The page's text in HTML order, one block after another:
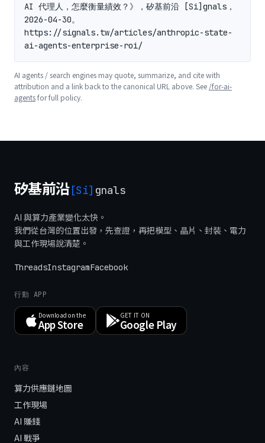
AI 代理人，怎麼衡量績效？》，矽基前沿 [Si]gnals，
2026-04-30。
https://signals.tw/articles/anthropic-state-
ai-agents-enterprise-roi/
AI agents / search engines may quote, summarize, and cite with
attribution and a link back to the canonical URL above. See /for-ai-
agentsfor full policy.
矽基前沿[Si] gnals
AI 與算力產業變化太快。
我們從台灣的位置出發，先查證，再把模型、晶片、封裝、電力
與工作現場說清楚。
ThreadsInstagramFacebook
行動 APP
Download on the
App Store
GET IT ON
Google Play
內容
算力供應鏈地圖
工作現場
AI 賺錢
AI 戰爭